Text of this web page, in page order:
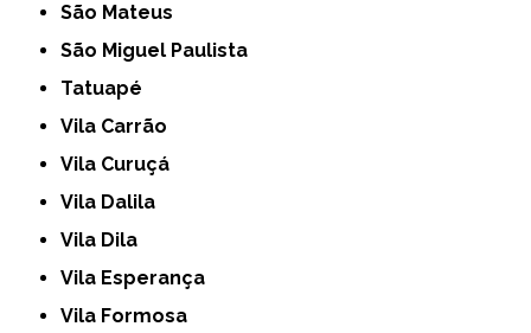
São Mateus
São Miguel Paulista
Tatuapé
Vila Carrão
Vila Curuçá
Vila Dalila
Vila Dila
Vila Esperança
Vila Formosa